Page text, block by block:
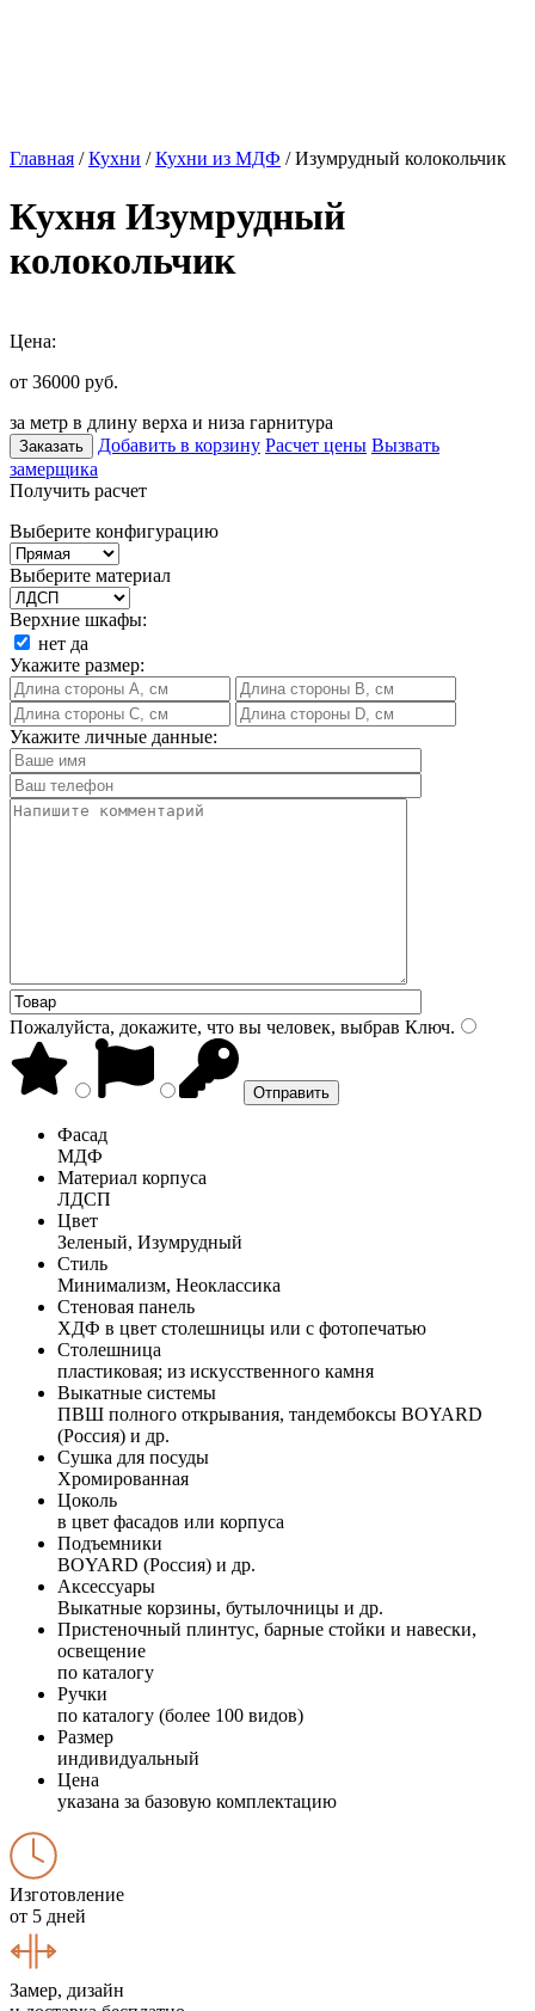
Главная /Кухни /Кухни из МДФ / Изумрудный колокольчик
Кухня Изумрудный
колокольчик
Цена:
от 36000 руб.
за метр в длину верха и низа гарнитура
Заказать Добавить в корзину Расчет цены Вызвать
замерщика
Получить расчет
Выберите конфигурацию
Выберите материал
Верхние шкафы:
нет да
Укажите размер:
Укажите личные данные:
Пожалуйста, докажите, что вы человек, выбрав Ключ.
Фасад
МДФ
Материал корпуса
ЛДСП
Цвет
Зеленый, Изумрудный
Стиль
Минимализм, Неоклассика
Стеновая панель
ХДФ в цвет столешницы или с фотопечатью
Столешница
пластиковая; из искусственного камня
Выкатные системы
ПВШ полного открывания, тандембоксы BOYARD
(Россия) и др.
Сушка для посуды
Хромированная
Цоколь
в цвет фасадов или корпуса
Подъемники
BOYARD (Россия) и др.
Аксессуары
Выкатные корзины, бутылочницы и др.
Пристеночный плинтус, барные стойки и навески,
освещение
по каталогу
Ручки
по каталогу (более 100 видов)
Размер
индивидуальный
Цена
указана за базовую комплектацию
Изготовление
от 5 дней
Замер, дизайн